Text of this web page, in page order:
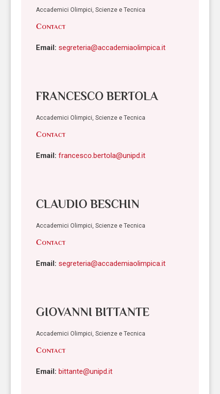
Accademici Olimpici, Scienze e Tecnica
Contact
Email: segreteria@accademiaolimpica.it
FRANCESCO BERTOLA
Accademici Olimpici, Scienze e Tecnica
Contact
Email: francesco.bertola@unipd.it
CLAUDIO BESCHIN
Accademici Olimpici, Scienze e Tecnica
Contact
Email: segreteria@accademiaolimpica.it
GIOVANNI BITTANTE
Accademici Olimpici, Scienze e Tecnica
Contact
Email: bittante@unipd.it